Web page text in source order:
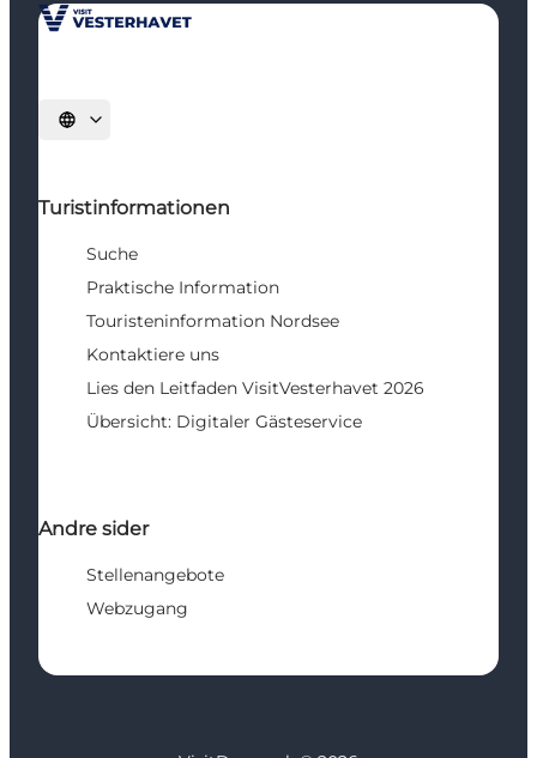
Sprache auswählen
Turistinformationen
Suche
Praktische Information
Touristeninformation Nordsee
Kontaktiere uns
Lies den Leitfaden VisitVesterhavet 2026
Übersicht: Digitaler Gästeservice
Andre sider
Stellenangebote
Webzugang